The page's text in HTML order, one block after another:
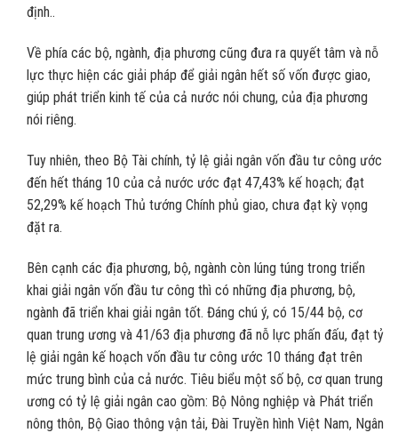
định..
Về phía các bộ, ngành, địa phương cũng đưa ra quyết tâm và nỗ
lực thực hiện các giải pháp để giải ngân hết số vốn được giao,
giúp phát triển kinh tế của cả nước nói chung, của địa phương
nói riêng.
Tuy nhiên, theo Bộ Tài chính, tỷ lệ giải ngân vốn đầu tư công ước
đến hết tháng 10 của cả nước ước đạt 47,43% kế hoạch; đạt
52,29% kế hoạch Thủ tướng Chính phủ giao, chưa đạt kỳ vọng
đặt ra.
Bên cạnh các địa phương, bộ, ngành còn lúng túng trong triển
khai giải ngân vốn đầu tư công thì có những địa phương, bộ,
ngành đã triển khai giải ngân tốt. Đáng chú ý, có 15/44 bộ, cơ
quan trung ương và 41/63 địa phương đã nỗ lực phấn đấu, đạt tỷ
lệ giải ngân kế hoạch vốn đầu tư công ước 10 tháng đạt trên
mức trung bình của cả nước. Tiêu biểu một số bộ, cơ quan trung
ương có tỷ lệ giải ngân cao gồm: Bộ Nông nghiệp và Phát triển
nông thôn, Bộ Giao thông vận tải, Đài Truyền hình Việt Nam, Ngân